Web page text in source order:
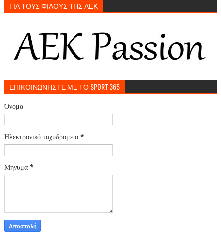
ΓΙΑ ΤΟΥΣ ΦΙΛΟΥΣ ΤΗΣ ΑΕΚ
ΕΠΙΚΟΙΝΩΝΗΣΤΕ ΜΕ ΤΟ SPORT 365
Όνομα
Ηλεκτρονικό ταχυδρομείο *
Μήνυμα *